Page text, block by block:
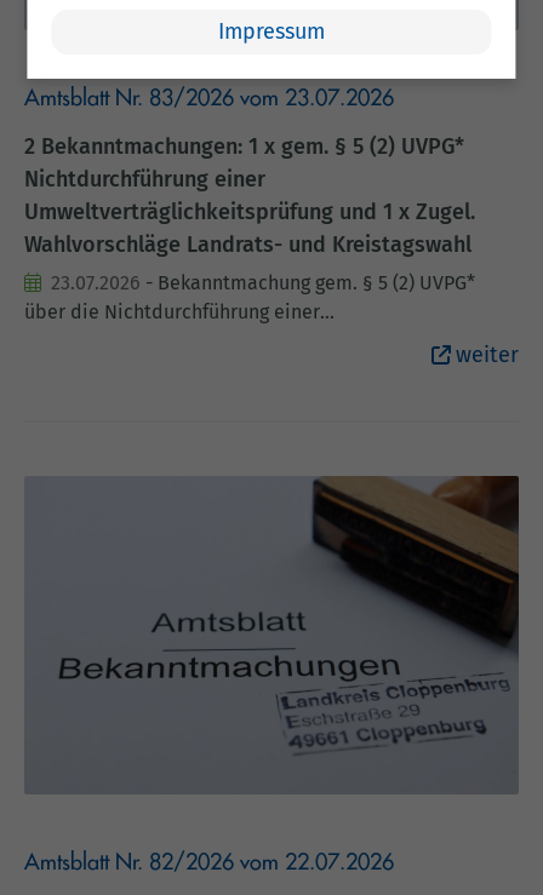
Amtsblatt Nr. 83/2026 vom 23.07.2026
2 Bekanntmachungen: 1 x gem. § 5 (2) UVPG*
Nichtdurchführung einer
Umweltverträglichkeitsprüfung und 1 x Zugel.
Wahlvorschläge Landrats- und Kreistagswahl
23.07.2026 - Bekanntmachung gem. § 5 (2) UVPG*
über die Nichtdurchführung einer
Umweltverträglichkeitsprüfuung Bekanntmachung:
entnehmen Sie bitte dem beigefügten Anhang.
weiter
Amtsblatt Nr. 82/2026 vom 22.07.2026
Impressum